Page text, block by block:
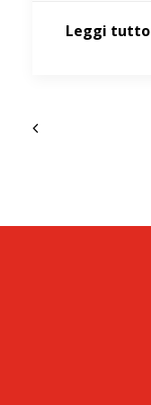
Leggi tutto